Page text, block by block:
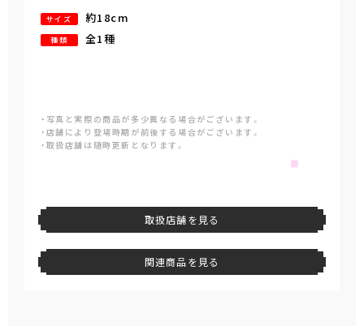
サイズ 約18cm
種類 全1種
・写真と実際の商品が多少異なる場合がございます。
・店舗により登場時期が前後する場合がございます。
・取扱店舗は随時更新となります。
取扱店舗を見る
関連商品を見る